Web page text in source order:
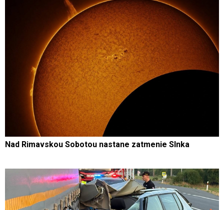
Nad Rimavskou Sobotou nastane zatmenie Slnka